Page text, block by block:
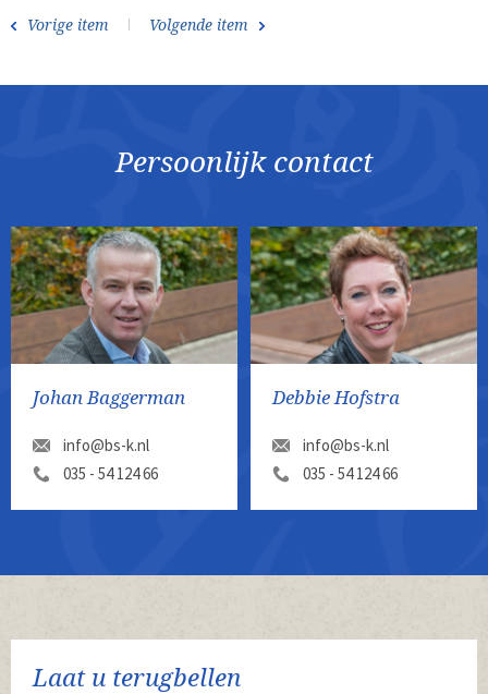
Vorige item Volgende item
Persoonlijk contact
Johan Baggerman
info@bs-k.nl
035 - 54 124 66
Debbie Hofstra
info@bs-k.nl
035 - 54 124 66
Laat u terugbellen